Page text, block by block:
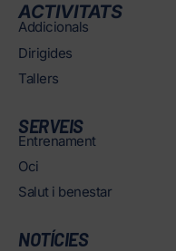
ACTIVITATS
Addicionals
Dirigides
Tallers
SERVEIS
Entrenament
Oci
Salut i benestar
NOTÍCIES